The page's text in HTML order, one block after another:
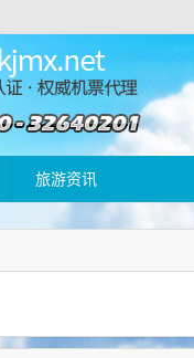
旅游资讯